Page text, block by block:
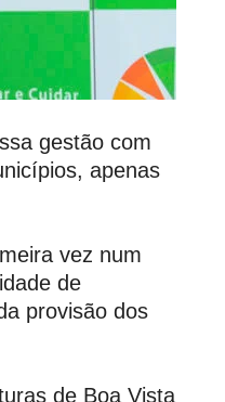
gestão com
apenas
vez num
de
provisão dos
de Boa Vista